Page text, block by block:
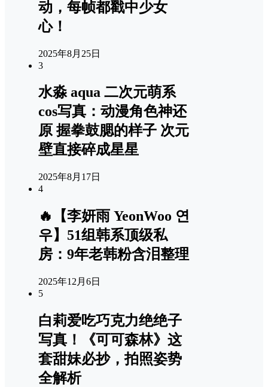
动，每帧都戳中少女
心！
2025年8月25日
3
水淼 aqua 二次元萌系
cos写真：动漫角色神还
原 握拳鼓腮的样子 次元
壁直接碎成星星
2025年8月17日
4
🔥【李妍雨 YeonWoo 연
우】51组韩系顶级私
房：9年老韩粉含泪整理
2025年12月6日
5
白莉爱吃巧克力绝绝子
写真！《可可森林》这
套甜妹必抄，拍照姿势
全解析